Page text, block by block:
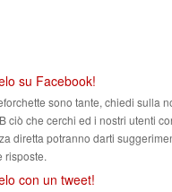
su Facebook!
sono tante, chiedi sulla
ciò che cerchi ed i nostri utenti
diretta potranno darti
risposte.
con un tweet!